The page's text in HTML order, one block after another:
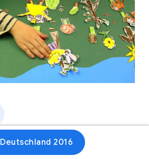
Deutschland 2016